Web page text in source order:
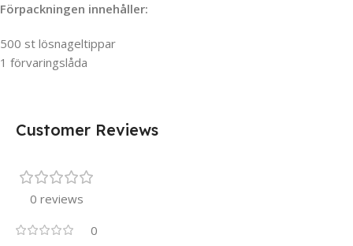
Förpackningen innehåller:
500 st lösnageltippar
1 förvaringslåda
Customer Reviews
0 reviews
0